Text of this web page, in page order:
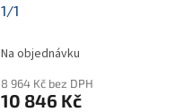
1/1
Na objednávku
8 964 Kč bez DPH
10 846 Kč